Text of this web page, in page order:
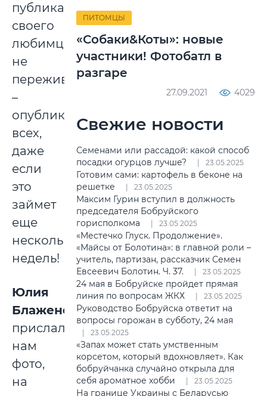
публикациях
своего
любимца,
не
переживайте
–
опубликуем
всех,
даже
если
это
займет
еще
несколько
недель!
Юлия
Блаженова
прислала
нам
фото,
на
ПИТОМЦЫ
«Собаки&Коты»: новые
участники! Фотобатл в
разгаре
27.09.2021 4029
Свежие новости
Семенами или рассадой: какой способ
посадки огурцов лучше?
23.05.2025
Готовим сами: картофель в беконе на
решетке
23.05.2025
Максим Гурин вступил в должность
председателя Бобруйского
горисполкома
23.05.2025
«Местечко Глуск. Продолжение».
«Майсы от Болотина»: в главной роли –
учитель, партизан, рассказчик Семен
Евсеевич Болотин. Ч. 37.
23.05.2025
24 мая в Бобруйске пройдет прямая
линия по вопросам ЖКХ
23.05.2025
Руководство Бобруйска ответит на
вопросы горожан в субботу, 24 мая
23.05.2025
«Запах может стать умственным
корсетом, который вдохновляет». Как
бобруйчанка случайно открыла для
себя ароматное хобби
23.05.2025
На границе Украины с Беларусью